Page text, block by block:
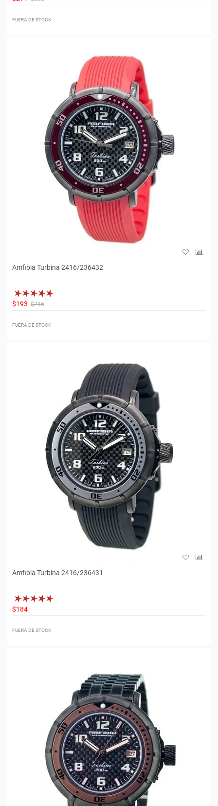
FUERA DE STOCK
Amfibia Turbina 2416/236432
$193 $216
FUERA DE STOCK
Amfibia Turbina 2416/236431
$184
FUERA DE STOCK